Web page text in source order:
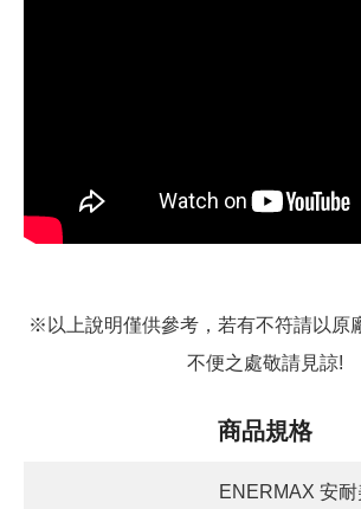
※以上說明僅供參考，若有不符請以原
不便之處敬請見諒!
商品規格
ENERMAX 安